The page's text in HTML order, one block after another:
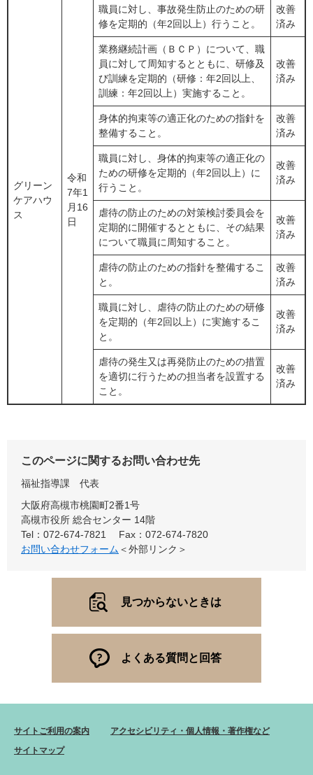
グリーン
ケアハウ
ス
令和
7年1
月16
日
職員に対し、事故発生防止のための研
修を定期的（年2回以上）行うこと。
改善
済み
業務継続計画（ＢＣＰ）について、職
員に対して周知するとともに、研修及
び訓練を定期的（研修：年2回以上、
訓練：年2回以上）実施すること。
改善
済み
身体的拘束等の適正化のための指針を
整備すること。
改善
済み
職員に対し、身体的拘束等の適正化の
ための研修を定期的（年2回以上）に
行うこと。
改善
済み
虐待の防止のための対策検討委員会を
定期的に開催するとともに、その結果
について職員に周知すること。
改善
済み
虐待の防止のための指針を整備するこ
と。
改善
済み
職員に対し、虐待の防止のための研修
を定期的（年2回以上）に実施するこ
と。
改善
済み
虐待の発生又は再発防止のための措置
を適切に行うための担当者を設置する
こと。
改善
済み
このページに関するお問い合わせ先
福祉指導課
代表
大阪府高槻市桃園町2番1号
高槻市役所 総合センター 14階
Tel：072-674-7821
Fax：072-674-7820
お問い合わせフォーム ＜外部リンク＞
見つからないときは
よくある質問と回答
サイトご利用の案内
アクセシビリティ・個人情報・著作権など
サイトマップ